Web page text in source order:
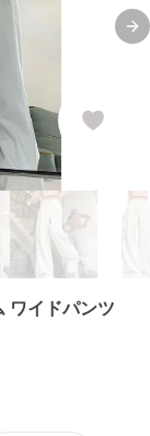
ワイドパンツ